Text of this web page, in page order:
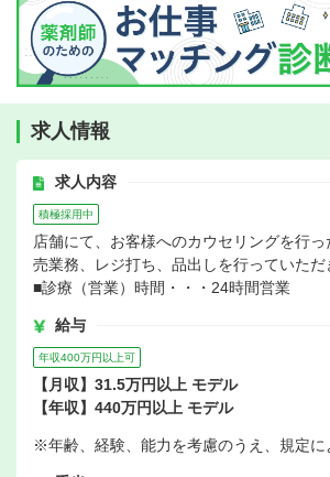
求人情報
求人内容
積極採用中
店舗にて、お客様へのカウセリングを行っ
売業務、レジ打ち、品出しを行っていただ
■診療（営業）時間・・・24時間営業
給与
年収400万円以上可
【月収】31.5万円以上 モデル
【年収】440万円以上 モデル
※年齢、経験、能力を考慮のうえ、規定に